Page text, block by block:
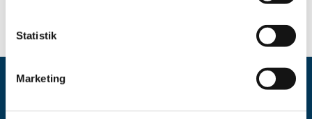
Statistik
Marketing